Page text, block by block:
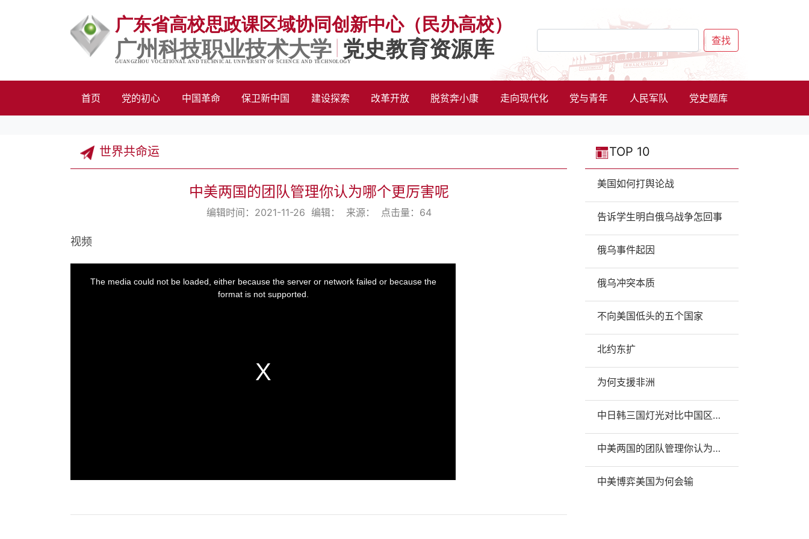
查找
首页 党的初心 中国革命 保卫新中国 建设探索 改革开放 脱贫奔小康 走向现代化 党与青年 人民军队 党史题库
世界共命运
中美两国的团队管理你认为哪个更厉害呢
编辑时间：2021-11-26 编辑： 来源： 点击量： 64
视频
The media could not be loaded, either because the server or network failed or because the
format is not supported.
TOP 10
美国如何打舆论战
告诉学生明白俄乌战争怎回事
俄乌事件起因
俄乌冲突本质
不向美国低头的五个国家
北约东扩
为何支援非洲
中日韩三国灯光对比中国区昼夜交替夜景
中美两国的团队管理你认为哪个更厉害呢
中美博弈美国为何会输